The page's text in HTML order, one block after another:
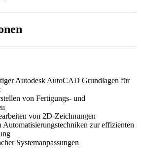
Autodesk AutoCAD Grundlagen für
von Fertigungs- und
von 2D-Zeichnungen
Automatisierungstechniken zur effizienten
Systemanpassungen